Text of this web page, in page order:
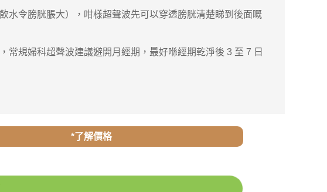
令膀胱脹大），咁樣超聲波先可以穿透膀胱清楚睇到後面嘅
規婦科超聲波建議避開月經期，最好喺經期乾淨後 3 至 7 日
*了解價格